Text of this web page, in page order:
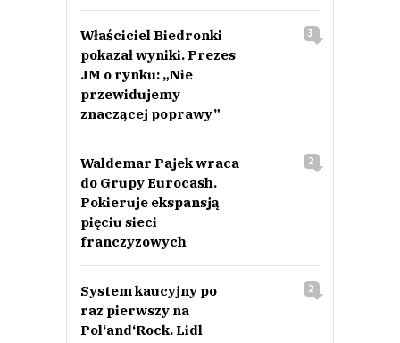
Właściciel Biedronki
pokazał wyniki. Prezes
JM o rynku: „Nie
przewidujemy
znaczącej poprawy”
3
Waldemar Pajek wraca
do Grupy Eurocash.
Pokieruje ekspansją
pięciu sieci
franczyzowych
2
System kaucyjny po
raz pierwszy na
Pol‘and‘Rock. Lidl
2